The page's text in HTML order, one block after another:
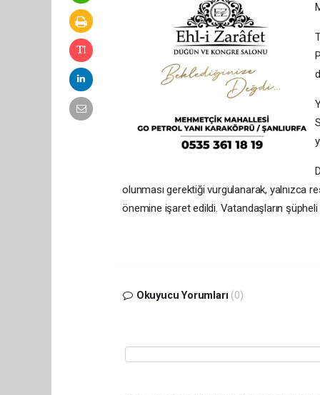
olunması gerektiği vurgulanarak, yalnızca
önemine işaret edildi. Vatandaşların
Okuyucu Yorumları (0)